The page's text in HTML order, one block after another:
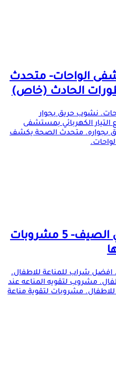
الواحات- متحدث
الحادث (خاص)
نشوب حريق بجوار
الكهربائي بمستشفى
بجواره. متحدث الصحة يكشف
مناعة الأطفال في الصيف- 5 مشروبات
افضل شراب للمناعة للاطفال.
مشروب لتقويه المناعه عند
مشروبات لتقوية مناعة